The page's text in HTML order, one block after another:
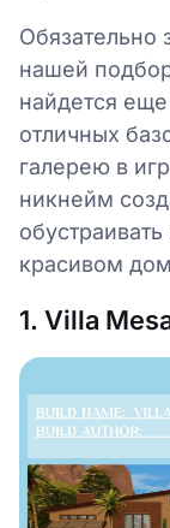
Обязательно
нашей
найдется
отличных
галерею в
никнейм
красивом
1. Villa